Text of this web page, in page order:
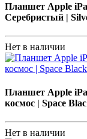
Планшет Apple
Серебристый |
Нет в наличии
Планшет Apple
космос | Space
Нет в наличии